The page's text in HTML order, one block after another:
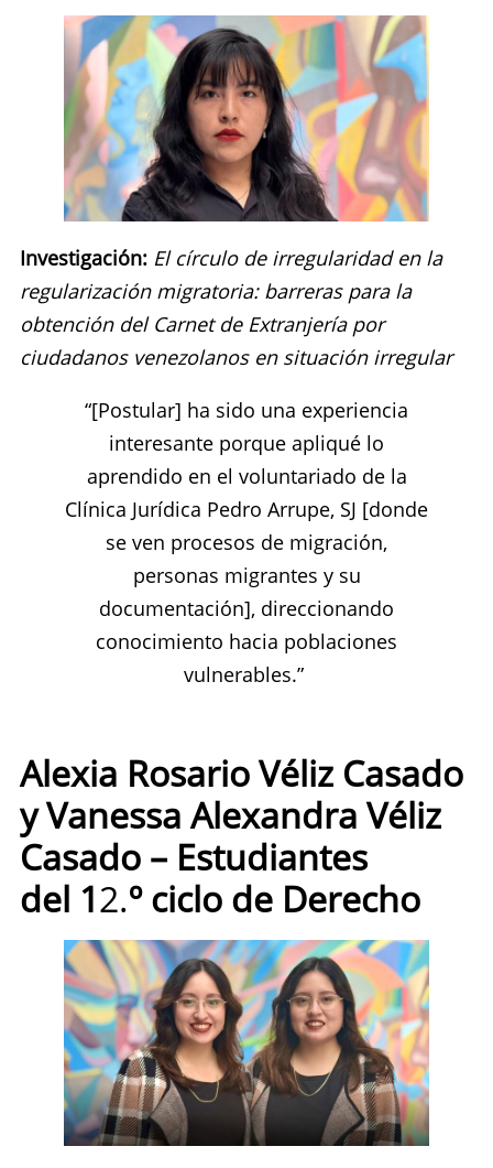
Investigación: El círculo de irregularidad en la
regularización migratoria: barreras para la
obtención del Carnet de Extranjería por
ciudadanos venezolanos en situación irregular
“[Postular] ha sido una experiencia
interesante porque apliqué lo
aprendido en el voluntariado de la
Clínica Jurídica Pedro Arrupe, SJ [donde
se ven procesos de migración,
personas migrantes y su
documentación], direccionando
conocimiento hacia poblaciones
vulnerables.”
Alexia Rosario Véliz Casado
y Vanessa Alexandra Véliz
Casado – Estudiantes
del 12.º ciclo de Derecho